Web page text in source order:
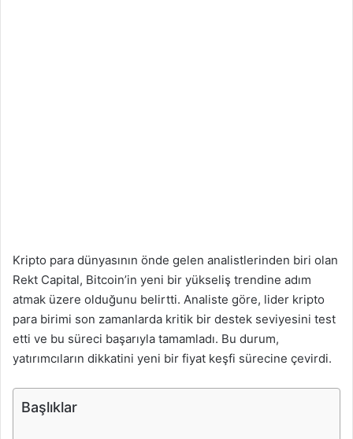
Kripto para dünyasının önde gelen analistlerinden biri olan
Rekt Capital, Bitcoin’in yeni bir yükseliş trendine adım
atmak üzere olduğunu belirtti. Analiste göre, lider kripto
para birimi son zamanlarda kritik bir destek seviyesini test
etti ve bu süreci başarıyla tamamladı. Bu durum,
yatırımcıların dikkatini yeni bir fiyat keşfi sürecine çevirdi.
Başlıklar